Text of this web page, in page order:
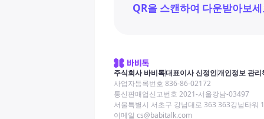
QR을 스캔하여 다운받아보세
주식회사 바비톡대표이사 신정인개인정보 관리
사업자등록번호 836-86-02172
통신판매업신고번호 2021-서울강남-03497
서울특별시 서초구 강남대로 363 363강남타워
이메일 cs@babitalk.com